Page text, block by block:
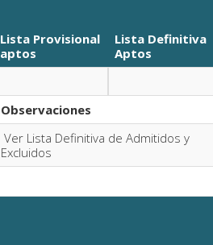
Lista Provisional
aptos
Lista Definitiva
Aptos
Observaciones
Ver Lista Definitiva de Admitidos y
Excluidos